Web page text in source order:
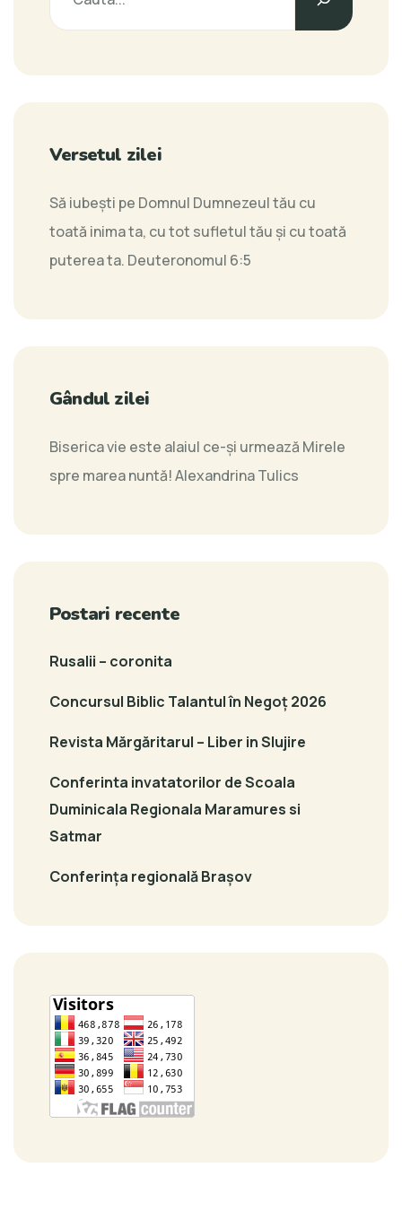
Versetul zilei
Să iubeşti pe Domnul Dumnezeul tău cu
toată inima ta, cu tot sufletul tău şi cu toată
puterea ta. Deuteronomul 6:5
Gândul zilei
Biserica vie este alaiul ce-și urmează Mirele
spre marea nuntă!Alexandrina Tulics
Postari recente
Rusalii – coronita
Concursul Biblic Talantul în Negoț 2026
Revista Mărgăritarul – Liber in Slujire
Conferinta invatatorilor de Scoala
Duminicala Regionala Maramures si
Satmar
Conferința regională Brașov